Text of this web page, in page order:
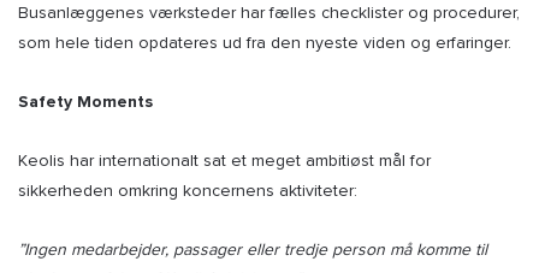
Busanlæggenes værksteder har fælles checklister og procedurer,
som hele tiden opdateres ud fra den nyeste viden og erfaringer.
Safety Moments
Keolis har internationalt sat et meget ambitiøst mål for
sikkerheden omkring koncernens aktiviteter:
”Ingen medarbejder, passager eller tredje person må komme til